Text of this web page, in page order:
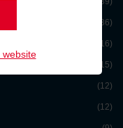
(36)
(16)
(15)
(12)
(12)
website